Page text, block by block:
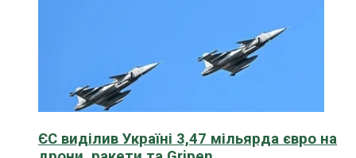
ЄС виділив Україні 3,47 мільярда євро на